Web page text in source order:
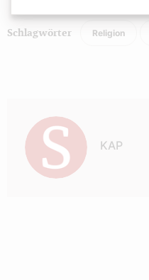
Schlagwörter Religion
KAP